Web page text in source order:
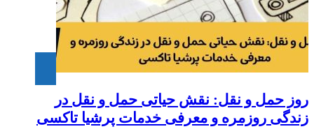
روز حمل و نقل: نقش حیاتی حمل و نقل در
زندگی روزمره و معرفی خدمات پرشیا تاکسی